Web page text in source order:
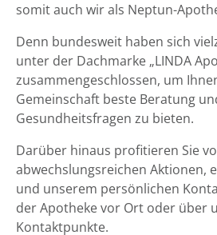
somit auch wir als Neptun-
Denn bundesweit haben sich
unter der Dachmarke „LINDA
zusammengeschlossen, um
Gemeinschaft beste Beratung
Gesundheitsfragen zu bieten.
Darüber hinaus profitieren Sie
abwechslungsreichen Aktionen,
und unserem persönlichen
der Apotheke vor Ort oder über
Kontaktpunkte.